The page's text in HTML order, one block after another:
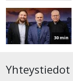
30 min
Yhteystiedot